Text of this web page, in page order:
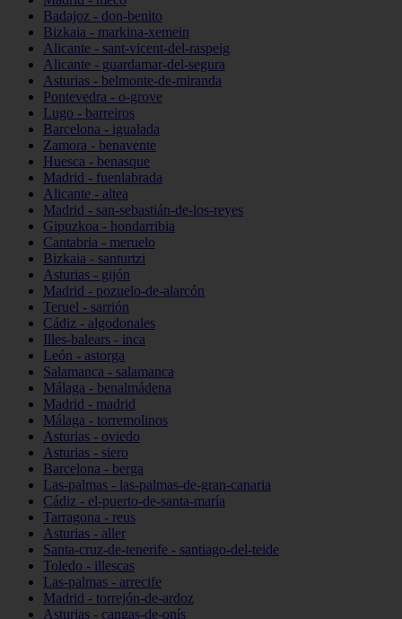
Badajoz - don-benito
Bizkaia - markina-xemein
Alicante - sant-vicent-del-raspeig
Alicante - guardamar-del-segura
Asturias - belmonte-de-miranda
Pontevedra - o-grove
Lugo - barreiros
Barcelona - igualada
Zamora - benavente
Huesca - benasque
Madrid - fuenlabrada
Alicante - altea
Madrid - san-sebastián-de-los-reyes
Gipuzkoa - hondarribia
Cantabria - meruelo
Bizkaia - santurtzi
Asturias - gijón
Madrid - pozuelo-de-alarcón
Teruel - sarrión
Cádiz - algodonales
Illes-balears - inca
León - astorga
Salamanca - salamanca
Málaga - benalmádena
Madrid - madrid
Málaga - torremolinos
Asturias - oviedo
Asturias - siero
Barcelona - berga
Las-palmas - las-palmas-de-gran-canaria
Cádiz - el-puerto-de-santa-maría
Tarragona - reus
Asturias - aller
Santa-cruz-de-tenerife - santiago-del-teide
Toledo - illescas
Las-palmas - arrecife
Madrid - torrejón-de-ardoz
Asturias - cangas-de-onís